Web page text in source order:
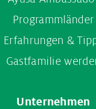
Programmländer
Erfahrungen &
Gastfamilie
Unternehmen